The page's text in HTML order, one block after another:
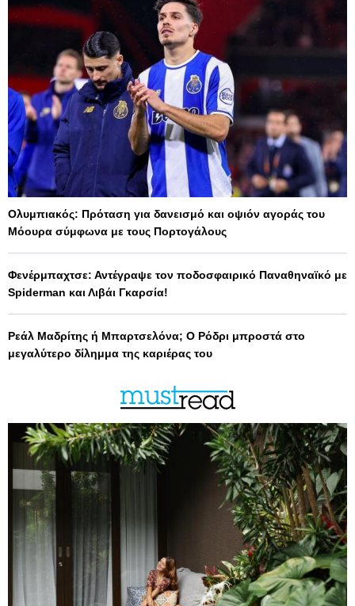
Ολυμπιακός: Πρόταση για δανεισμό και οψιόν αγοράς του
Μόουρα σύμφωνα με τους Πορτογάλους
Φενέρμπαχτσε: Αντέγραψε τον ποδοσφαιρικό Παναθηναϊκό με
Spiderman και Λιβάι Γκαρσία!
Ρεάλ Μαδρίτης ή Μπαρτσελόνα; Ο Ρόδρι μπροστά στο
μεγαλύτερο δίλημμα της καριέρας του